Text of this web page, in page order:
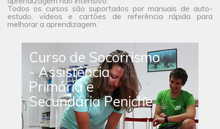
Todos os cursos são suportados por manuais de auto-
estudo, vídeos e cartões de referência rápida para
melhorar a aprendizagem.
Curso de Socorrismo
- Assistência
Primária e
Secundária Peniche